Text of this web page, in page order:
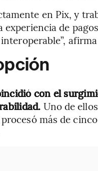
en Pix, y
experiencia de
con el
Uno de
más de